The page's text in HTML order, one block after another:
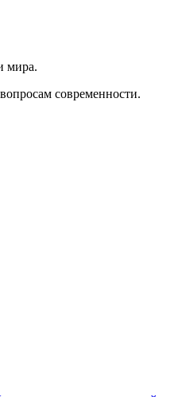
мира.
современности.